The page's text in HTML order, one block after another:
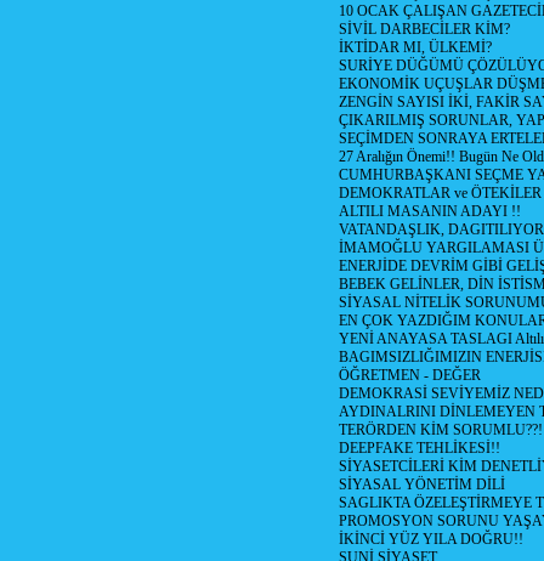
10 OCAK ÇALIŞAN
SİVİL DARBECİLER KİM?
İKTİDAR MI, ÜLKEMİ?
SURİYE DÜĞÜMÜ
EKONOMİK UÇUŞLAR
ZENGİN SAYISI İKİ, FAKİR
ÇIKARILMIŞ SORUNLAR,
SEÇİMDEN SONRAYA
27 Aralığın Önemi!! Bugün Ne
CUMHURBAŞKANI SEÇME
DEMOKRATLAR ve ÖTEKİLER
ALTILI MASANIN ADAYI !!
VATANDAŞLIK,
İMAMOĞLU YARGILAMASI
ENERJİDE DEVRİM GİBİ
BEBEK GELİNLER, DİN
SİYASAL NİTELİK
EN ÇOK YAZDIĞIM
YENİ ANAYASA TASLAGI Altılı
BAGIMSIZLIĞIMIZIN
ÖĞRETMEN - DEĞER
DEMOKRASİ SEVİYEMİZ
AYDINALRINI DİNLEMEYEN
TERÖRDEN KİM
DEEPFAKE TEHLİKESİ!!
SİYASETCİLERİ KİM
SİYASAL YÖNETİM DİLİ
SAGLIKTA ÖZELEŞTİRMEYE
PROMOSYON SORUNU
İKİNCİ YÜZ YILA DOĞRU!!
SUNİ SİYASET